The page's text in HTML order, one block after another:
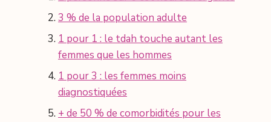
3 % de la population adulte
1 pour 1 : le tdah touche autant les
femmes que les hommes
1 pour 3 : les femmes moins
diagnostiquées
+ de 50 % de comorbidités pour les